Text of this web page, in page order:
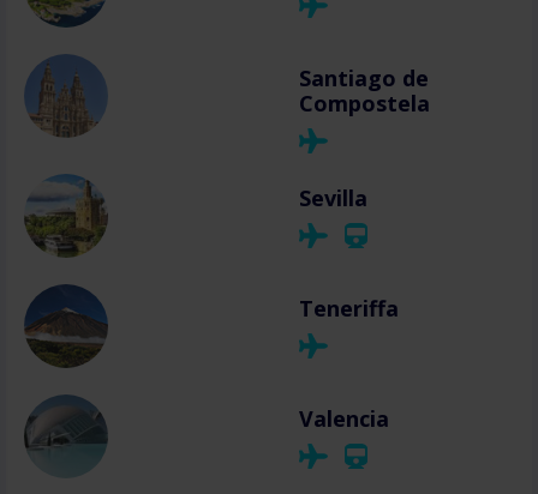
Santiago de
Compostela
Sevilla
Teneriffa
Valencia